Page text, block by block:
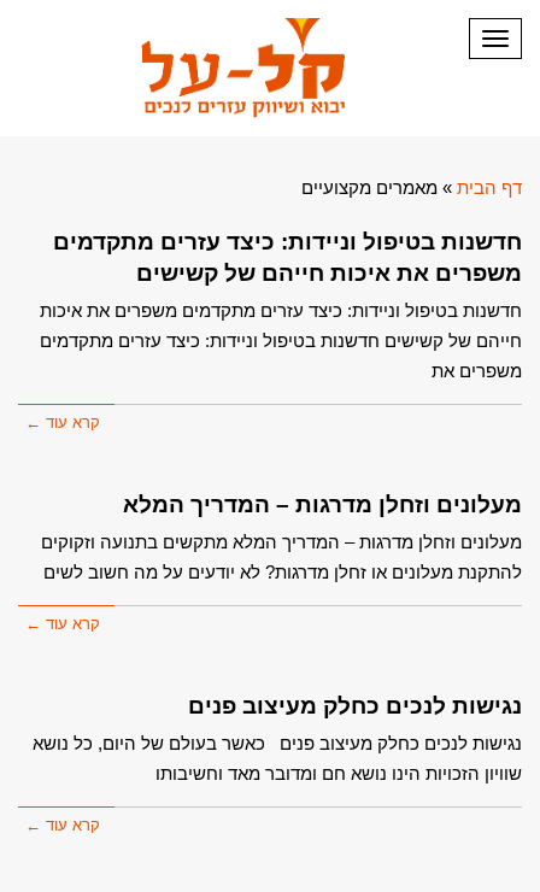
תפריט
דף הבית » מאמרים מקצועיים
חדשנות בטיפול וניידות: כיצד עזרים מתקדמים
משפרים את איכות חייהם של קשישים
חדשנות בטיפול וניידות: כיצד עזרים מתקדמים משפרים את איכות
חייהם של קשישים חדשנות בטיפול וניידות: כיצד עזרים מתקדמים
משפרים את
קרא עוד ←
מעלונים וזחלן מדרגות – המדריך המלא
מעלונים וזחלן מדרגות – המדריך המלא מתקשים בתנועה וזקוקים
להתקנת מעלונים או זחלן מדרגות? לא יודעים על מה חשוב לשים
קרא עוד ←
נגישות לנכים כחלק מעיצוב פנים
נגישות לנכים כחלק מעיצוב פנים כאשר בעולם של היום, כל נושא
שוויון הזכויות הינו נושא חם ומדובר מאד וחשיבותו
קרא עוד ←